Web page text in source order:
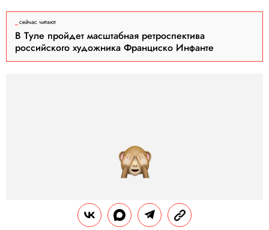
сейчас читают
В Туле пройдет масштабная ретроспектива
российского художника Франциско Инфанте